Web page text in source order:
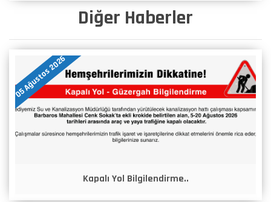
Diğer Haberler
05 Ağustos 2026
Kapalı Yol Bilgilendirme..